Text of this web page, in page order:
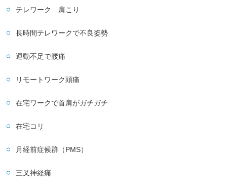
テレワーク 肩こり
長時間テレワークで不良姿勢
運動不足で腰痛
リモートワーク頭痛
在宅ワークで首肩がガチガチ
在宅コリ
月経前症候群（PMS）
三叉神経痛